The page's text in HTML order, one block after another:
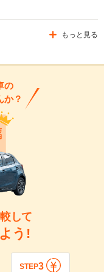
もっと見る
の
か？
して
う!
STEP3